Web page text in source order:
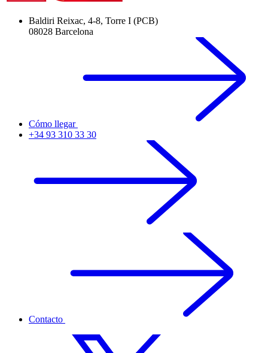
Baldiri Reixac, 4-8, Torre I (PCB)
08028 Barcelona
Cómo llegar
+34 93 310 33 30
Contacto